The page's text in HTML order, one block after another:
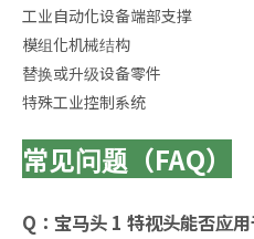
工业自动化设备端部支撑
模组化机械结构
替换或升级设备零件
特殊工业控制系统
常见问题（FAQ）
Q：宝马头 1 特视头能否应